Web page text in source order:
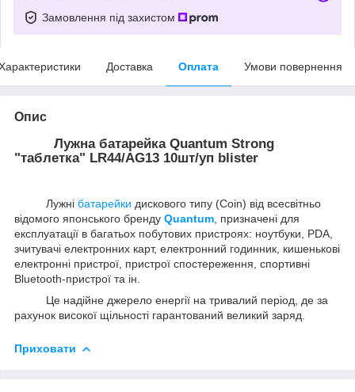
Замовлення під захистом
Доставка Оплата Умови повернення
Опис
Лужна батарейка Quantum Strong
"таблетка" LR44/AG13 10шт/уп blister
Лужні батарейки дискового типу (Coin) від всесвітньо
відомого японського бренду Quantum , призначені для
експлуатації в багатьох побутових пристроях: ноутбуки, PDA,
зчитувачі електронних карт, електронний годинник, кишенькові
електронні пристрої, пристрої спостереження, спортивні
Bluetooth-пристрої та ін.
Це надійне джерело енергії на тривалий період, де за
рахунок високої щільності гарантований великий заряд.
Приховати